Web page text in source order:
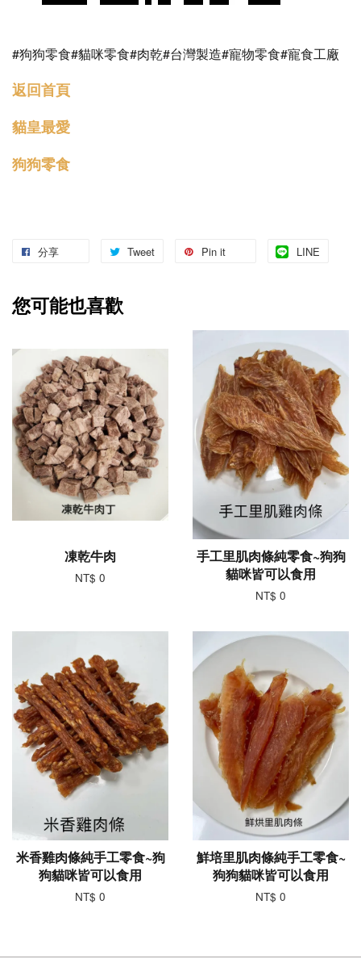
#狗狗零食#貓咪零食#肉乾#台灣製造#寵物零食#寵食工廠
返回首頁
貓皇最愛
狗狗零食
分享 Tweet Pin it LINE
您可能也喜歡
凍乾牛肉
NT$ 0
手工里肌肉條純零食~狗狗
貓咪皆可以食用
NT$ 0
米香雞肉條純手工零食~狗
狗貓咪皆可以食用
NT$ 0
鮮培里肌肉條純手工零食~
狗狗貓咪皆可以食用
NT$ 0